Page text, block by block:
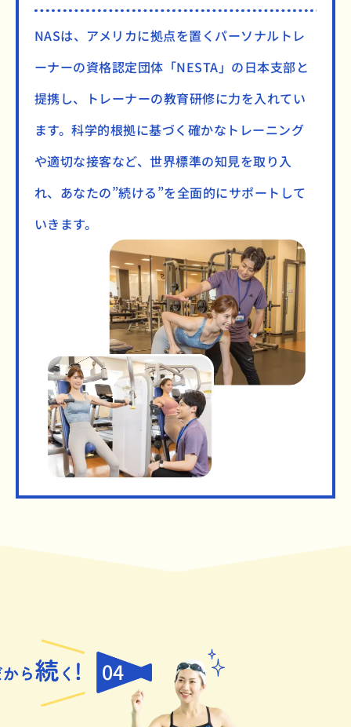
NASは、アメリカに拠点を置くパーソナルトレ
ーナーの資格認定団体「NESTA」の日本支部と
提携し、トレーナーの教育研修に力を入れてい
ます。科学的根拠に基づく確かなトレーニング
や適切な接客など、世界標準の知見を取り入
れ、あなたの”続ける”を全面的にサポートして
いきます。
04